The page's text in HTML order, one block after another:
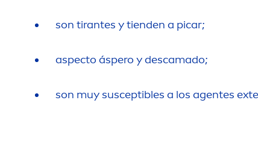
son tirantes y tienden a picar;
aspecto áspero y descamado;
son muy susceptibles a los agentes